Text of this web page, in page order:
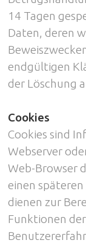
14 Tagen
Daten, deren
endgültigen
der Löschung
Cookies
Cookies sind
Webserver
Web-Browser
einen
dienen zur
Funktionen